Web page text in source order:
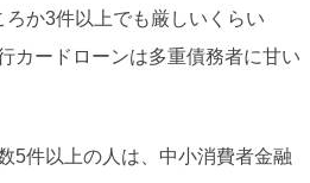
か3件以上でも厳しいくらい
カードローンは多重債務者に甘い
5件以上の人は、中小消費者金融